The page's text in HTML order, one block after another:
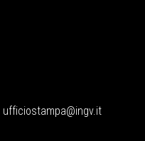
ufficiostampa@ingv.it